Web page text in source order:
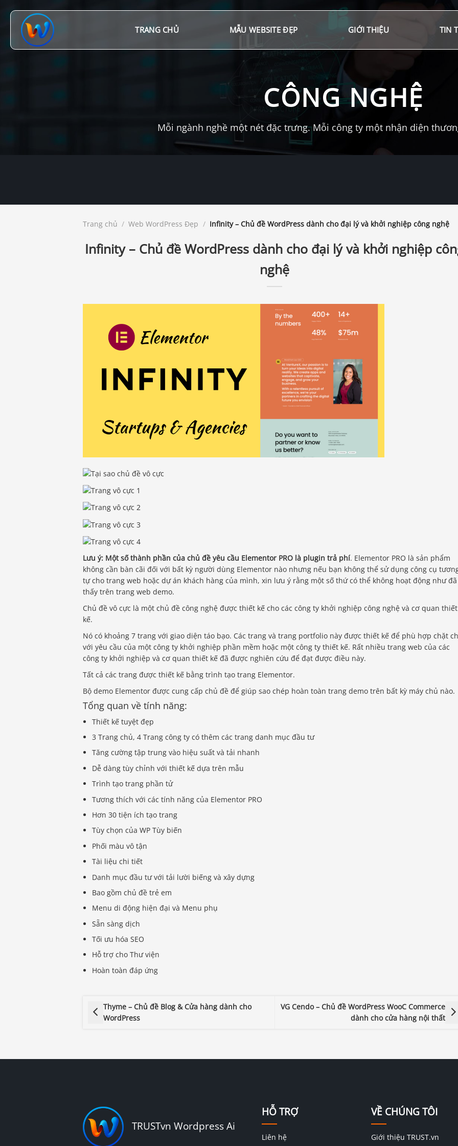
đến
TRANG CHỦ MẪU WEBSITE ĐẸP GIỚI THIỆU TIN
CÔNG NGHỆ
Mỗi ngành nghề một nét đặc trưng. Mỗi công ty một nhận diện
Trang chủ / Web WordPress Đẹp / Infinity – Chủ đề WordPress dành cho đại lý và khởi nghiệp công nghệ
Infinity – Chủ đề WordPress dành cho đại lý và khởi nghiệp
nghệ
Lưu ý: Một số thành phần của chủ đề yêu cầu Elementor PRO là plugin trả phí. Elementor PRO là sản phẩm
không cần bàn cãi đối với bất kỳ người dùng Elementor nào nhưng nếu bạn không thể sử dụng công cụ
tự cho trang web hoặc dự án khách hàng của mình, xin lưu ý rằng một số thứ có thể không hoạt động như đã
thấy trên trang web demo.
Chủ đề vô cực là một chủ đề công nghệ được thiết kế cho các công ty khởi nghiệp công nghệ và cơ quan thiết
kế.
Nó có khoảng 7 trang với giao diện táo bạo. Các trang và trang portfolio này được thiết kế để phù hợp chặt
với yêu cầu của một công ty khởi nghiệp phần mềm hoặc một công ty thiết kế. Rất nhiều trang web của các
công ty khởi nghiệp và cơ quan thiết kế đã được nghiên cứu để đạt được điều này.
Tất cả các trang được thiết kế bằng trình tạo trang Elementor.
Bộ demo Elementor được cung cấp chủ đề để giúp sao chép hoàn toàn trang demo trên bất kỳ máy chủ nào.
Tổng quan về tính năng:
Thiết kế tuyệt đẹp
3 Trang chủ, 4 Trang công ty có thêm các trang danh mục đầu tư
Tăng cường tập trung vào hiệu suất và tải nhanh
Dễ dàng tùy chỉnh với thiết kế dựa trên mẫu
Trình tạo trang phần tử
Tương thích với các tính năng của Elementor PRO
Hơn 30 tiện ích tạo trang
Tùy chọn của WP Tùy biến
Phối màu vô tận
Tài liệu chi tiết
Danh mục đầu tư với tải lười biếng và xây dựng
Bao gồm chủ đề trẻ em
Menu di động hiện đại và Menu phụ
Sẵn sàng dịch
Tối ưu hóa SEO
Hỗ trợ cho Thư viện
Hoàn toàn đáp ứng
Thyme – Chủ đề Blog & Cửa hàng dành cho
WordPress
VG Cendo – Chủ đề WordPress WooC Commerce
dành cho cửa hàng nội thất
TRUSTvn Wordpress Ai
HỖ TRỢ
Liên hệ
VỀ CHÚNG TÔI
Giới thiệu TRUST.vn